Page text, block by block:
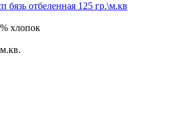
бязь отбеленная 125 гр.\м.кв
хлопок